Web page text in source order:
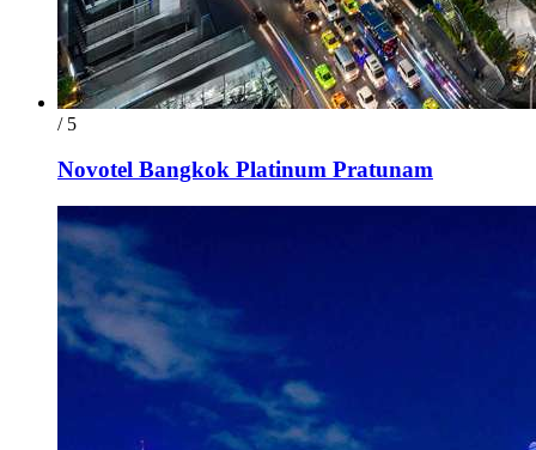
/ 5
Novotel Bangkok Platinum Pratunam